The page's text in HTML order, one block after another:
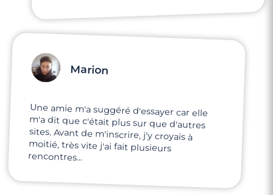
Marion
Une amie m'a suggéré d'essayer car elle
m'a dit que c'était plus sur que d'autres
sites. Avant de m'inscrire, j'y croyais à
moitié, très vite j'ai fait plusieurs
rencontres...